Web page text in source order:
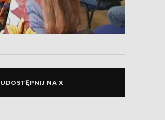
UDOSTĘPNIJ NA X